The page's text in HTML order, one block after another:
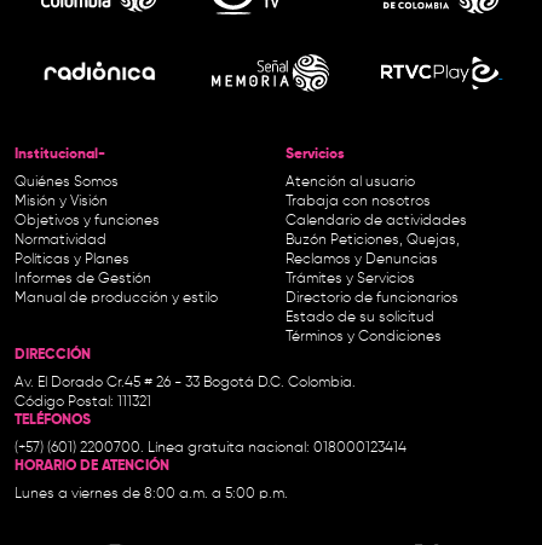
Institucional-
Quiénes Somos
Misión y Visión
Objetivos y funciones
Normatividad
Políticas y Planes
Informes de Gestión
Manual de producción y estilo
Servicios
Atención al usuario
Trabaja con nosotros
Calendario de actividades
Buzón Peticiones, Quejas,
Reclamos y Denuncias
Trámites y Servicios
Directorio de funcionarios
Estado de su solicitud
Términos y Condiciones
DIRECCIÓN
Av. El Dorado Cr.45 # 26 - 33 Bogotá D.C. Colombia.
Código Postal: 111321
TELÉFONOS
(+57) (601) 2200700. Línea gratuita nacional: 018000123414
HORARIO DE ATENCIÓN
Lunes a viernes de 8:00 a.m. a 5:00 p.m.